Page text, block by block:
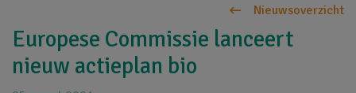
Nieuwsoverzicht
Europese Commissie lanceert
nieuw actieplan bio